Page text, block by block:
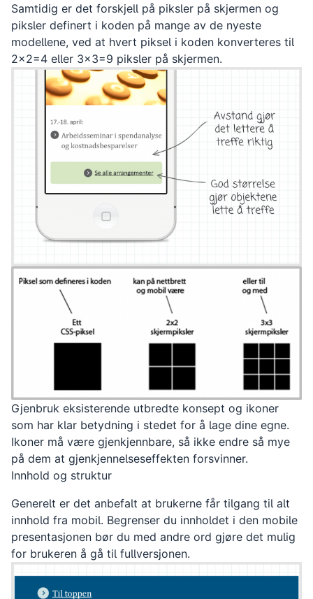
Samtidig er det forskjell på piksler på skjermen og
piksler definert i koden på mange av de nyeste
modellene, ved at hvert piksel i koden konverteres til
2x2=4 eller 3x3=9 piksler på skjermen.
Gjenbruk eksisterende utbredte konsept og ikoner
som har klar betydning i stedet for å lage dine egne.
Ikoner må være gjenkjennbare, så ikke endre så mye
på dem at gjenkjennelseseffekten forsvinner.
Innhold og struktur
Generelt er det anbefalt at brukerne får tilgang til alt
innhold fra mobil. Begrenser du innholdet i den mobile
presentasjonen bør du med andre ord gjøre det mulig
for brukeren å gå til fullversjonen.